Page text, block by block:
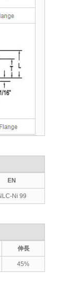
EN
Ni 99
伸長
45%